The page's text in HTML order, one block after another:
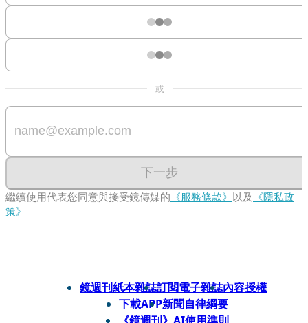
或
下一步
繼續使用代表您同意與接受鏡傳媒的 《服務條款》 以及 《隱私政
策》
鏡週刊紙本雜誌訂閱電子雜誌內容授權
下載APP新聞自律綱要